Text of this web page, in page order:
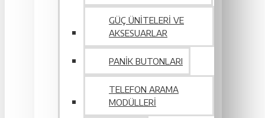
GÜÇ ÜNITELERI VE
AKSESUARLAR
PANIK BUTONLARI
TELEFON ARAMA
MODÜLLERI